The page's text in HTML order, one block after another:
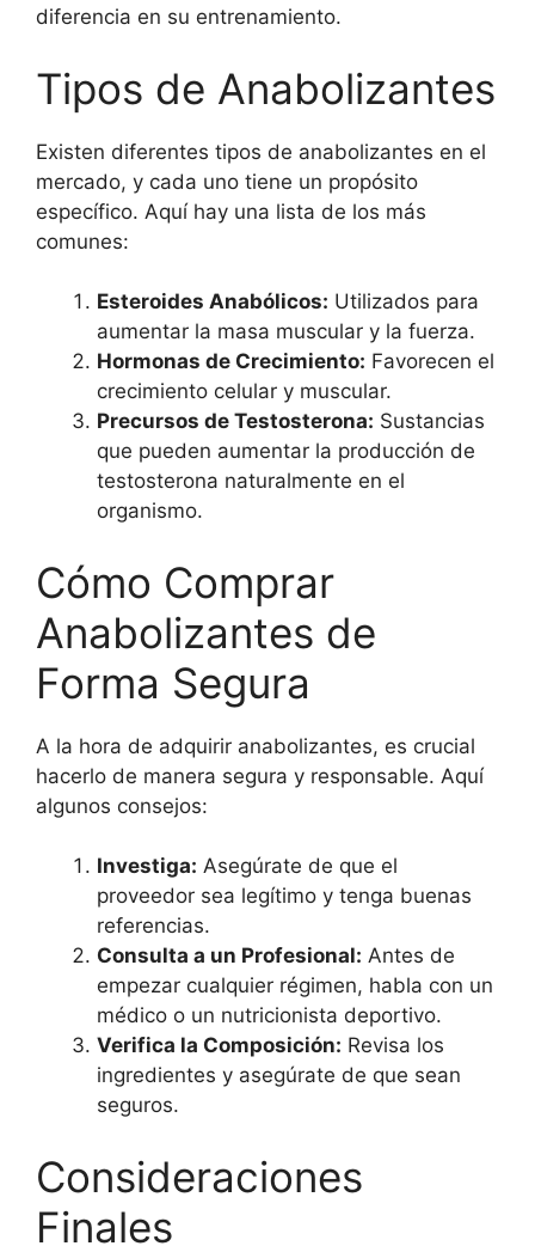
diferencia en su entrenamiento.
Tipos de Anabolizantes
Existen diferentes tipos de anabolizantes en el
mercado, y cada uno tiene un propósito
específico. Aquí hay una lista de los más
comunes:
Esteroides Anabólicos: Utilizados para
aumentar la masa muscular y la fuerza.
Hormonas de Crecimiento: Favorecen el
crecimiento celular y muscular.
Precursos de Testosterona: Sustancias
que pueden aumentar la producción de
testosterona naturalmente en el
organismo.
Cómo Comprar
Anabolizantes de
Forma Segura
A la hora de adquirir anabolizantes, es crucial
hacerlo de manera segura y responsable. Aquí
algunos consejos:
Investiga: Asegúrate de que el
proveedor sea legítimo y tenga buenas
referencias.
Consulta a un Profesional: Antes de
empezar cualquier régimen, habla con un
médico o un nutricionista deportivo.
Verifica la Composición: Revisa los
ingredientes y asegúrate de que sean
seguros.
Consideraciones
Finales